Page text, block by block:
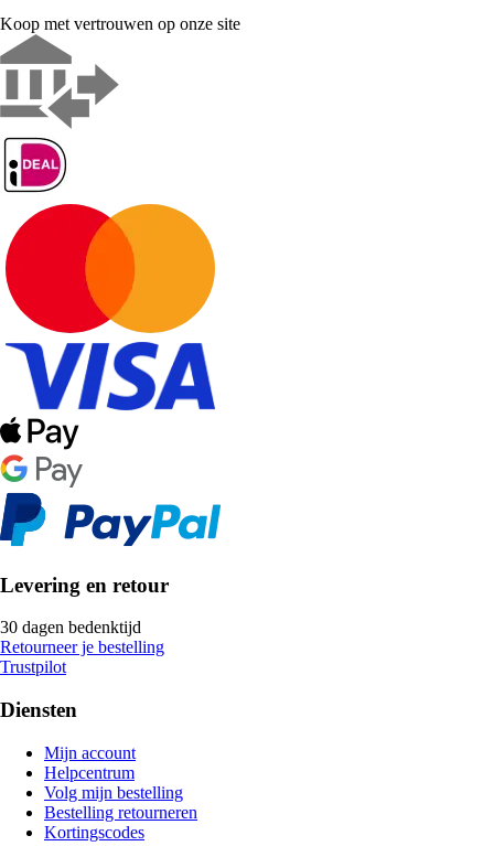
Koop met vertrouwen op onze site
Levering en retour
30 dagen bedenktijd
Retourneer je bestelling
Trustpilot
Diensten
Mijn account
Helpcentrum
Volg mijn bestelling
Bestelling retourneren
Kortingscodes